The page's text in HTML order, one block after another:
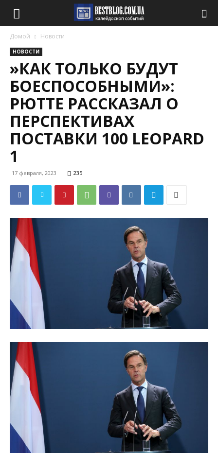
Домой Новости
НОВОСТИ
»КАК ТОЛЬКО БУДУТ
БОЕСПОСОБНЫМИ»:
РЮТТЕ РАССКАЗАЛ О
ПЕРСПЕКТИВАХ
ПОСТАВКИ 100 LEOPARD
1
17 февраля, 2023 235